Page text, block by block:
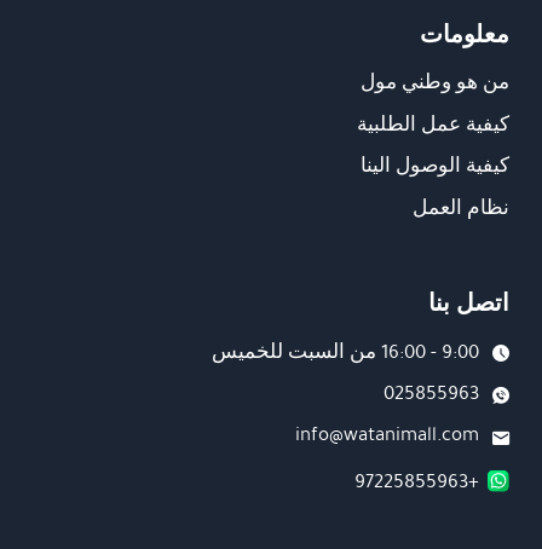
معلومات
من هو وطني مول
كيفية عمل الطلبية
كيفية الوصول الينا
نظام العمل
اتصل بنا
9:00 - 16:00 من السبت للخميس
025855963
info@watanimall.com
+97225855963